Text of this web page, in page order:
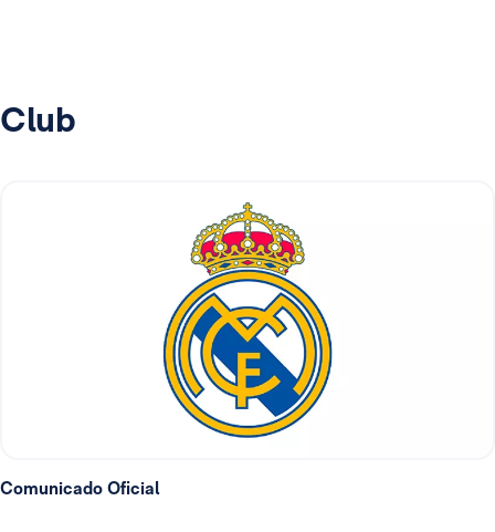
Club
Comunicado Oficial